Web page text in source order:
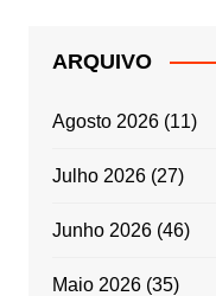
ARQUIVO
Agosto 2026(11)
Julho 2026(27)
Junho 2026(46)
Maio 2026(35)